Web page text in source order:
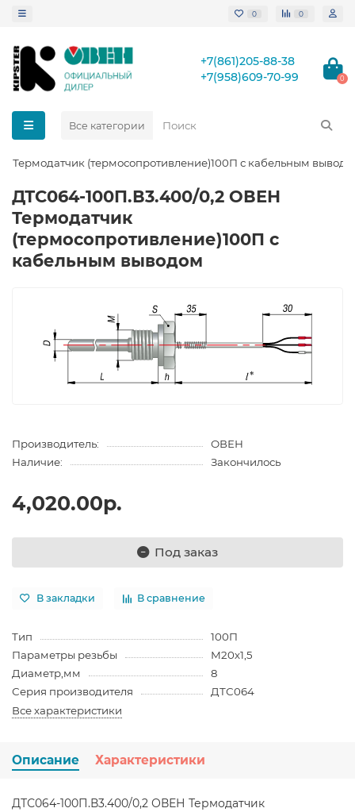
0 0
+7(861)205-88-38
+7(958)609-70-99
0
Все категории
Термодатчик (термосопротивление)100П с кабельным
ДТС064-100П.В3.400/0,2 ОВЕН
Термодатчик
(термосопротивление)100П с
кабельным выводом
Производитель:
ОВЕН
Наличие:
Закончилось
4,020.00р.
Под заказ
В закладки В сравнение
Тип
100П
Параметры резьбы
М20х1,5
Диаметр,мм
8
Серия производителя
ДТС064
Все характеристики
Описание Характеристики
ДТС064-100П.В3.400/0,2 ОВЕН Термодатчик